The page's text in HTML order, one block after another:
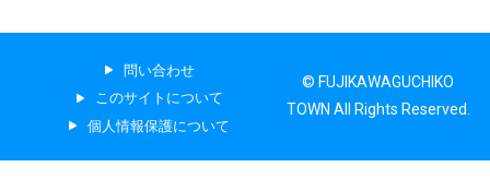
問い合わせ
このサイトについて
個人情報保護について
© FUJIKAWAGUCHIKO
TOWN All Rights Reserved.